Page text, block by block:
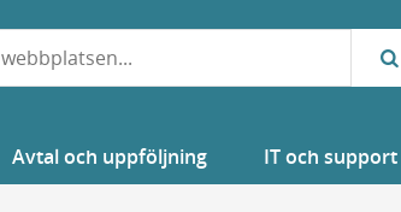
Avtal och uppföljning IT och support